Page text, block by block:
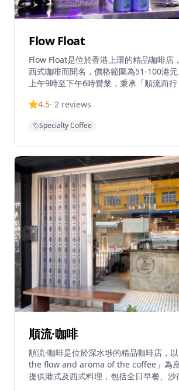
Flow Float
Flow Float是位於香港上環的精品咖啡店
西式咖啡而聞名，價格範圍為51-100港
上午9時至下午6時營業，秉承「順流而
開業且具有獨特魅力的咖啡店，因其特色
鐘。
4.5· 2 reviews
Specialty Coffee
順流·咖啡
順流·咖啡是位於深水埗的精品咖啡店，
the flow and aroma of the coffee」為
提供港式及西式料理，包括全日早餐、沙